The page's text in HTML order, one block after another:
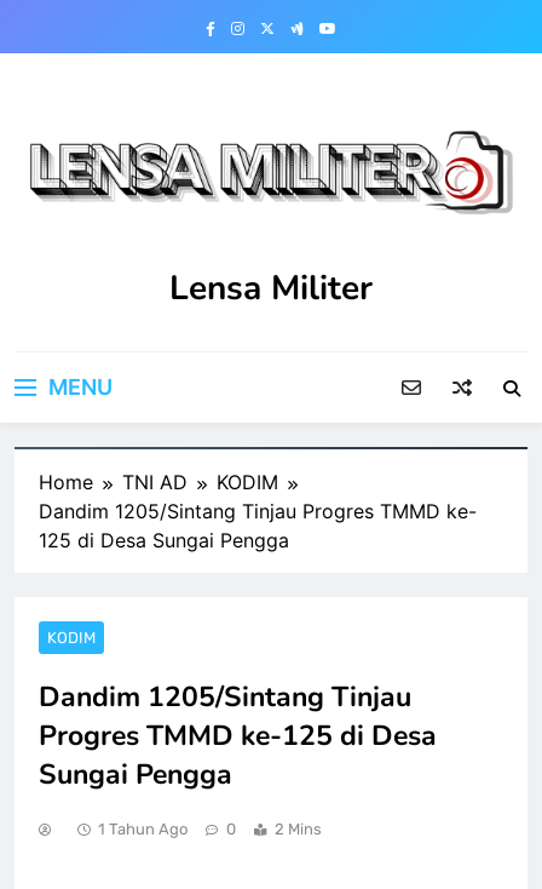
Lensa Militer
MENU
Home TNI AD
KODIM
Dandim 1205/Sintang Tinjau Progres TMMD ke-
125 di Desa Sungai Pengga
KODIM
Dandim 1205/Sintang Tinjau
Progres TMMD ke-125 di Desa
Sungai Pengga
1 Tahun Ago 0 2 Mins